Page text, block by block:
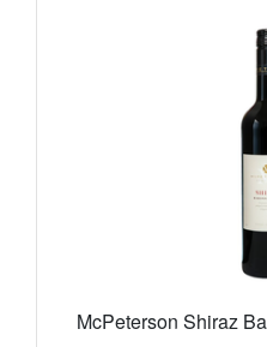
McPeterson Shiraz